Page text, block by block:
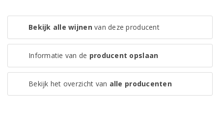
Bekijk alle wijnenvan deze producent
Informatie van de producent opslaan
Bekijk het overzicht van alle producenten